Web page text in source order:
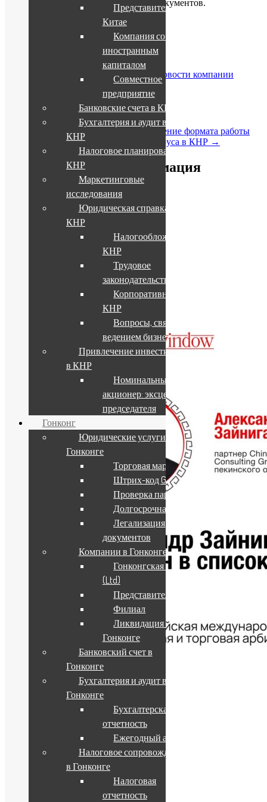
возможны задержки с оформлением документов.
China Window Consulting Group.
в рубрике
Новости компании
Навигация по записям
Китайский Новый Год 2020!
Изменение формата работы
CIETAC в период эпидемии коронавируса в КНР →
Дополнительная информация
Рубрики блога
Новости компании
Статьи и интервью
События и мероприятия
Новости компании
Архив новостей
Представительство в
Китае
Компания со 100%
иностранным
капиталом
Совместное
предприятие
Банковские счета в КНР
Бухгалтерия и аудит в
КНР
Налоговое планирование в
КНР
Маркетинговые
исследования
Юридическая справка о
КНР
Налогообложение в
КНР
Трудовое
законодательство КНР
Корпоративное право
КНР
Вопросы, связанные с
ведением бизнеса в КНР
Привлечение инвестиций
в КНР
Номинальный
акционер: эксцесс зиц-
председателя
Гонконг
Юридические услуги в
Гонконге
Торговая марка
Штрих-код GS1
Проверка партнера
Долгосрочная виза
Легализация
документов
Компании в Гонконге
Гонконгская компания
(Ltd)
Представительство
Филиал
Ликвидация компании в
Гонконге
Банковский счет в
Гонконге
Бухгалтерия и аудит в
Гонконге
Бухгалтерская
отчетность
Ежегодный аудит
Налоговое сопровождение
в Гонконге
Налоговая
отчетность